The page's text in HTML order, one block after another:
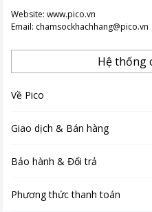
Website: www.pico.vn
Email: chamsockhachhang@pico.vn
Hệ thống
Về Pico
Giao dịch & Bán hàng
Bảo hành & Đổi trả
Phương thức thanh toán